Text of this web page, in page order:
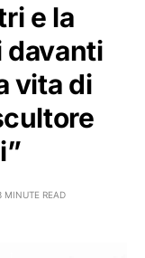
e la
davanti
vita di
MINUTE READ